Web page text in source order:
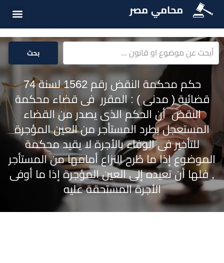
محامي مصر
بحث
حكم محكمة النقض رقم 1562 لسنة 74
قضائية ( مدنى ) : المقرر فى قضاء محكمة
النقض أن الحكم الذى يصدر من القضاء
المستعجل بطرد المستأجر من العين المؤجرة
للتأخير فى الوفاء بالأجرة لا يقيد محكمة
الموضوع إذا ما طُرح النزاع أمامها من المستأجر
, فلها أن تعيده إلى العين المؤجرة إذا ما أوفى
الأجرة المستحقة عليه